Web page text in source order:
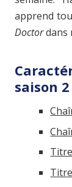
apprend
Doctordans
saison